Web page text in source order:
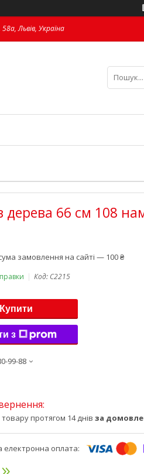
Львів, Україна
дерева 66 см 108
замовлення на сайті — 100 ₴
Код: С2215
Купити
з
99-88
протягом 14 днів за